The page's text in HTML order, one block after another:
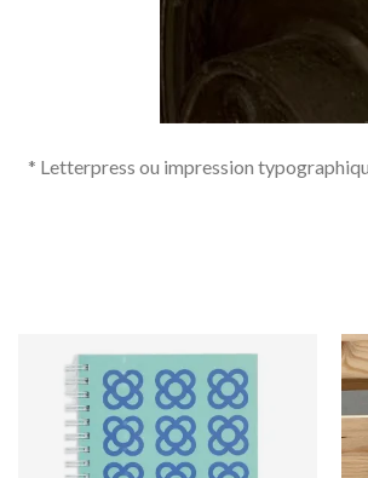
* Letterpress ou impression